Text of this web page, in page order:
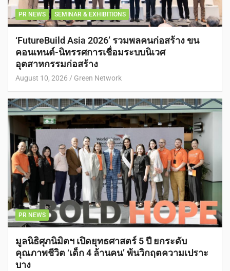
PR NEWS SEMINAR & EXHIBITIONS
‘FutureBuild Asia 2026’ รวมพลคนก่อสร้าง ขน
คอนเทนต์-นิทรรศการเชื่อมระบบนิเวศ
อุตสาหกรรมก่อสร้าง
August 10, 2026 Green Network
PR NEWS
มูลนิธิศุภนิมิตฯ เปิดยุทธศาสตร์ 5 ปี ยกระดับ
คุณภาพชีวิต ‘เด็ก 4 ล้านคน’ พ้นวิกฤตความเปราะ
บาง